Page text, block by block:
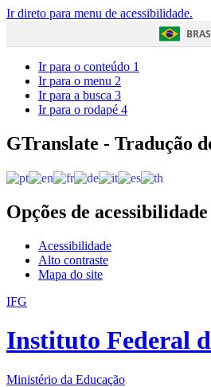
Ir direto para menu de acessibilidade.
Ir para o conteúdo 1
Ir para o menu 2
Ir para a busca 3
Ir para o rodapé 4
GTranslate - Tradução
Opções de acessibilidade
Acessibilidade
Alto contraste
Mapa do site
IFG
Instituto Federal
Ministério da Educação